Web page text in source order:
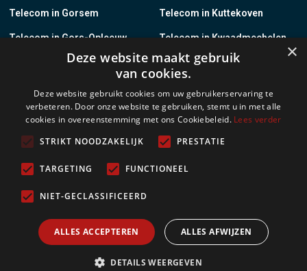
Telecom in Gorsem
Telecom in Gors-Opleeuw
Telecom in Gotem
Telecom in Groot-Loon
Telecom in Grote-Brogel
Telecom in Grote-Spouwen
Telecom in Kuttekoven
Telecom in Kwaadmechelen
Telecom in Lanaken
Telecom in Lauw
Telecom in Leopoldsburg
Meer
×
Deze website maakt gebruik
van cookies.
Deze website gebruikt cookies om uw gebruikerservaring te
verbeteren. Door onze website te gebruiken, stemt u in met alle
cookies in overeenstemming met ons Cookiebeleid. Lees verder
STRIKT NOODZAKELIJK
PRESTATIE
TARGETING FUNCTIONEEL
NIET-GECLASSIFICEERD
ALLES ACCEPTEREN ALLES AFWIJZEN
DETAILS WEERGEVEN